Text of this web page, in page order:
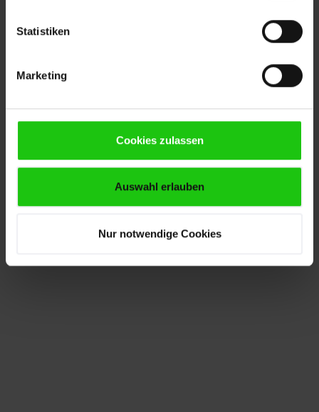
Statistiken
Marketing
Cookies zulassen
Auswahl erlauben
Nur notwendige Cookies